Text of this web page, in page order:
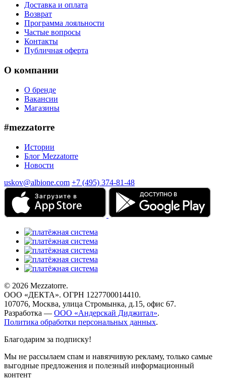
Доставка и оплата
Возврат
Программа лояльности
Частые вопросы
Контакты
Публичная оферта
О компании
О бренде
Вакансии
Магазины
#mezzatorre
Истории
Блог Mezzatorre
Новости
uskov@albione.com +7 (495) 374-81-48
© 2026 Mezzatorre.
ООО «ДЕКТА». ОГРН 1227700014410.
107076, Москва, улица Стромынка, д.15, офис 67.
Разработка — ООО «Андерскай Диджитал».
Политика обработки персональных данных.
Благодарим за подписку!
Мы не рассылаем спам и навязчивую рекламу, только самые
выгодные предложения и полезный информационный
контент